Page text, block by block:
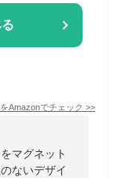
Amazonでチェック >>
マグネット
ないデザイ